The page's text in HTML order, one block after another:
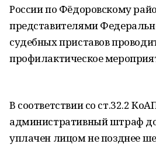
России по Фёдоровскому
представителями
судебных приставов
профилактическое
В соответствии со ст.32.2
административный штраф
уплачен лицом не позднее